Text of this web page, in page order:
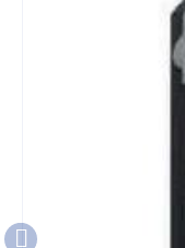
Hekwerkonderdelen
Poortonderdelen